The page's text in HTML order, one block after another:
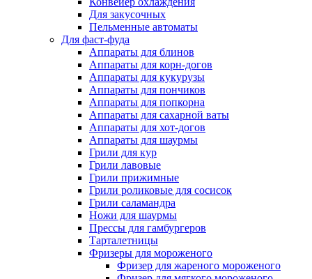
Для закусочных
Пельменные автоматы
Для фаст-фуда
Аппараты для блинов
Аппараты для корн-догов
Аппараты для кукурузы
Аппараты для пончиков
Аппараты для попкорна
Аппараты для сахарной ваты
Аппараты для хот-догов
Аппараты для шаурмы
Грили для кур
Грили лавовые
Грили прижимные
Грили роликовые для сосисок
Грили саламандра
Ножи для шаурмы
Прессы для гамбургеров
Тарталетницы
Фризеры для мороженого
Фризер для жареного мороженого